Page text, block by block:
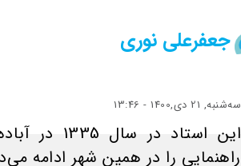
جعفرعلی نوری
ﺳﻪشنبه, 21 دی,1400 - 13:46
اين استاد
راهنمایی را در همین شهر ادامه